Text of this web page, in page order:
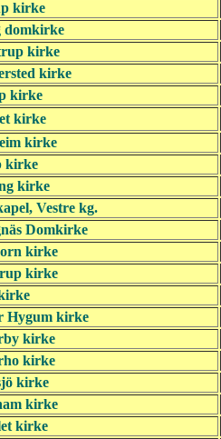
kirke
domkirke
kirke
kirke
kirke
kirke
kirke
kirke
kirke
Vestre kg.
Domkirke
kirke
kirke
Hygum kirke
kirke
kirke
kirke
kirke
kirke